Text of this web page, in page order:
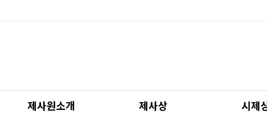
제사원소개 제사상 시제